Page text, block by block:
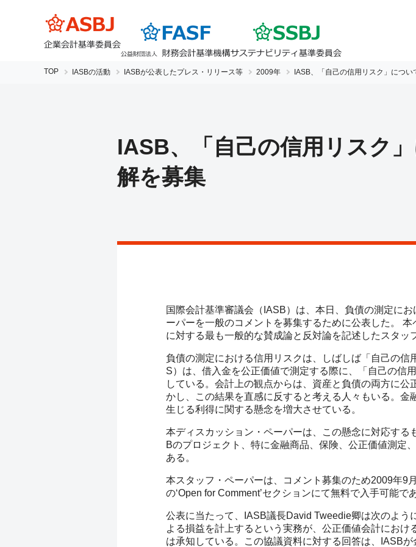
TOP IASBの活動 IASBが公表したプレス・リリース等 2009年 IASB、「自己の信用リスク」につ
IASB、「自己の信用リスク
解を募集
国際会計基準審議会（IASB）は、本日、負債の測定に
ーパーを一般のコメントを募集するために公表した。
に対する最も一般的な賛成論と反対論を記述したスタッ
負債の測定における信用リスクは、しばしば「自己の
S）は、借入金を公正価値で測定する際に、「自己の信
している。会計上の観点からは、資産と負債の両方に
かし、この結果を直感に反すると考える人々もいる。
生じる利得に関する懸念を増大させている。
本ディスカッション・ペーパーは、この懸念に対応す
Bのプロジェクト、特に金融商品、保険、公正価値測定
ある。
本スタッフ・ペーパーは、コメント募集のため2009年9
の‘Open for Comment’セクションにて無料で入手可能で
公表に当たって、IASB議長David Tweedie卿は次のよ
よる損益を計上するという実務が、公正価値会計にお
は承知している。この協議資料に対する回答は、IASB